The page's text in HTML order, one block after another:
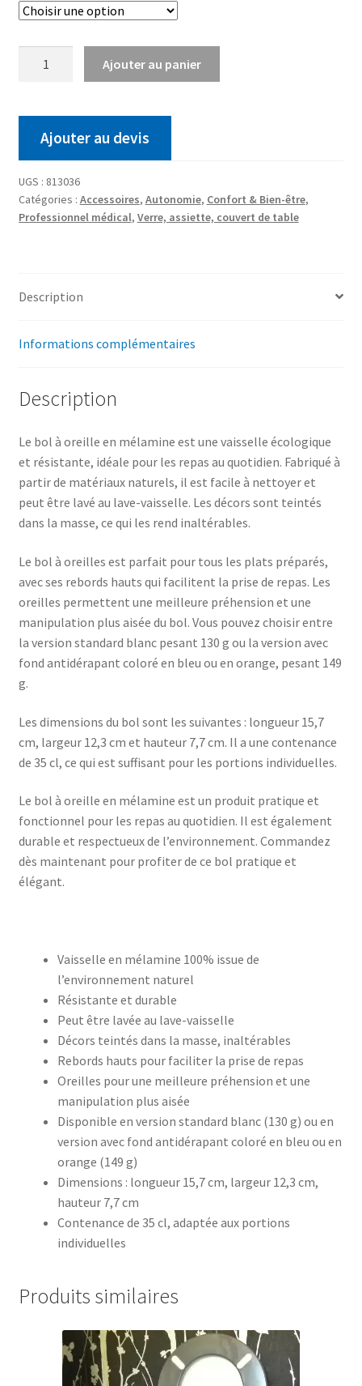
Ajouter au panier
Ajouter au devis
UGS : 813036
Catégories : Accessoires, Autonomie, Confort & Bien-être,
Professionnel médical, Verre, assiette, couvert de table
Description
Informations complémentaires
Description
Le bol à oreille en mélamine est une vaisselle écologique
et résistante, idéale pour les repas au quotidien. Fabriqué à
partir de matériaux naturels, il est facile à nettoyer et
peut être lavé au lave-vaisselle. Les décors sont teintés
dans la masse, ce qui les rend inaltérables.
Le bol à oreilles est parfait pour tous les plats préparés,
avec ses rebords hauts qui facilitent la prise de repas. Les
oreilles permettent une meilleure préhension et une
manipulation plus aisée du bol. Vous pouvez choisir entre
la version standard blanc pesant 130 g ou la version avec
fond antidérapant coloré en bleu ou en orange, pesant 149
g.
Les dimensions du bol sont les suivantes : longueur 15,7
cm, largeur 12,3 cm et hauteur 7,7 cm. Il a une contenance
de 35 cl, ce qui est suffisant pour les portions individuelles.
Le bol à oreille en mélamine est un produit pratique et
fonctionnel pour les repas au quotidien. Il est également
durable et respectueux de l’environnement. Commandez
dès maintenant pour profiter de ce bol pratique et
élégant.
Vaisselle en mélamine 100% issue de
l’environnement naturel
Résistante et durable
Peut être lavée au lave-vaisselle
Décors teintés dans la masse, inaltérables
Rebords hauts pour faciliter la prise de repas
Oreilles pour une meilleure préhension et une
manipulation plus aisée
Disponible en version standard blanc (130 g) ou en
version avec fond antidérapant coloré en bleu ou en
orange (149 g)
Dimensions : longueur 15,7 cm, largeur 12,3 cm,
hauteur 7,7 cm
Contenance de 35 cl, adaptée aux portions
individuelles
Produits similaires